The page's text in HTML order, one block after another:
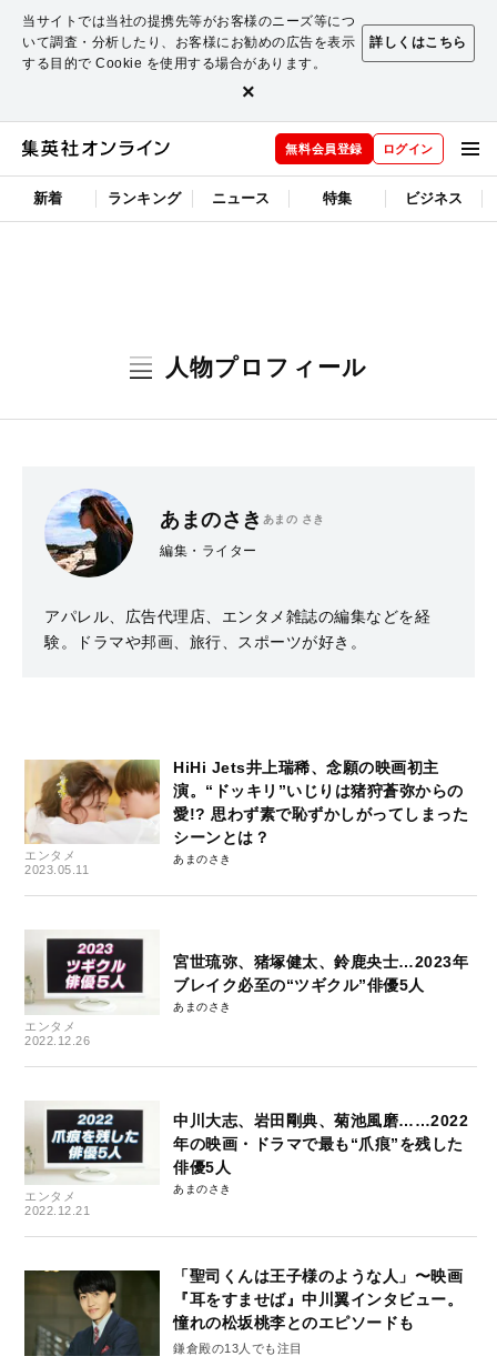
当サイトでは当社の提携先等がお客様のニーズ等につ
いて調査・分析したり、お客様にお勧めの広告を表示
する目的で Cookie を使用する場合があります。
詳しくはこちら
×
無料会員登録 ログイン
新着 ランキング ニュース 特集 ビジネス
人物プロフィール
あまのさき あまの さき
編集・ライター
アパレル、広告代理店、エンタメ雑誌の編集などを経
験。ドラマや邦画、旅行、スポーツが好き。
エンタメ
2023.05.11
HiHi Jets井上瑞稀、念願の映画初主
演。“ドッキリ”いじりは猪狩蒼弥からの
愛!? 思わず素で恥ずかしがってしまった
シーンとは？
あまのさき
エンタメ
2022.12.26
宮世琉弥、猪塚健太、鈴鹿央士…2023年
ブレイク必至の“ツギクル”俳優5人
あまのさき
エンタメ
2022.12.21
中川大志、岩田剛典、菊池風磨……2022
年の映画・ドラマで最も“爪痕”を残した
俳優5人
あまのさき
「聖司くんは王子様のような人」〜映画
『耳をすませば』中川翼インタビュー。
憧れの松坂桃李とのエピソードも
鎌倉殿の13人でも注目